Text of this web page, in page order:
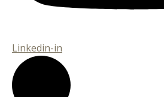
Linkedin-in